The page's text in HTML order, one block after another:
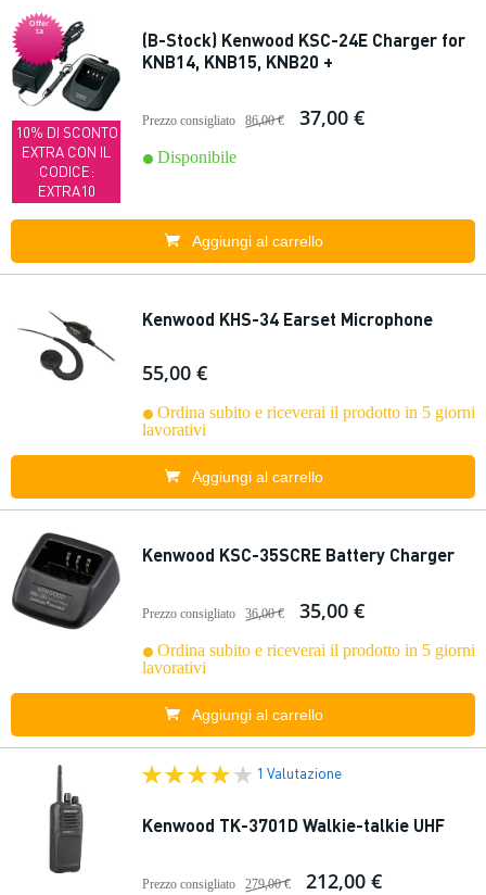
Offer
ta
10% DI SCONTO
EXTRA CON IL
CODICE:
EXTRA10
(B-Stock) Kenwood KSC-24E Charger for
KNB14, KNB15, KNB20 +
Prezzo consigliato 86,00 € 37,00 €
Disponibile
Aggiungi al carrello
Kenwood KHS-34 Earset Microphone
55,00 €
Ordina subito e riceverai il prodotto in 5 giorni
lavorativi
Aggiungi al carrello
Kenwood KSC-35SCRE Battery Charger
Prezzo consigliato 36,00 € 35,00 €
Ordina subito e riceverai il prodotto in 5 giorni
lavorativi
Aggiungi al carrello
1 Valutazione
Kenwood TK-3701D Walkie-talkie UHF
Prezzo consigliato 279,00 € 212,00 €